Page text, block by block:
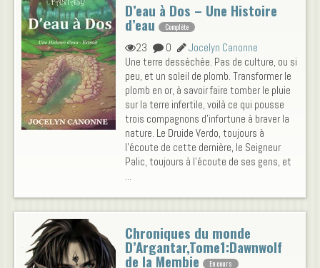
D’eau à Dos – Une Histoire
d’eau Complète
23 0
Jocelyn Canonne
Une terre desséchée. Pas de culture, ou si
peu, et un soleil de plomb. Transformer le
plomb en or, à savoir faire tomber le pluie
sur la terre infertile, voilà ce qui pousse
trois compagnons d'infortune à braver la
nature. Le Druide Verdo, toujours à
l'écoute de cette dernière, le Seigneur
Palic, toujours à l'écoute de ses gens, et
...
Chroniques du monde
D’Argantar,Tome1:Dawnwolf
de la Membie En cours